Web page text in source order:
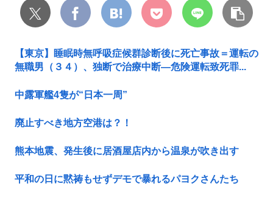
【東京】睡眠時無呼吸症候群診断後に死亡事故＝運転の
無職男（３４）、独断で治療中断―危険運転致死罪...
中露軍艦4隻が“日本一周”
廃止すべき地方空港は？！
熊本地震、発生後に居酒屋店内から温泉が吹き出す
平和の日に黙祷もせずデモで暴れるパヨクさんたち